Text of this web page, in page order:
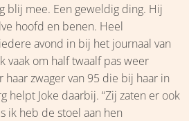
blij mee. Een geweldig ding. Hij
hoofd en benen. Heel
avond in bij het journaal van
vaak om half twaalf pas weer
haar zwager van 95 die bij haar in
helpt Joke daarbij. “Zij zaten er ook
ik heb de stoel aan hen